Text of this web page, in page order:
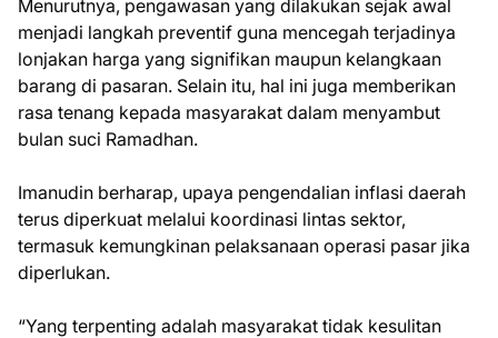
Menurutnya, pengawasan yang dilakukan sejak awal
menjadi langkah preventif guna mencegah terjadinya
lonjakan harga yang signifikan maupun kelangkaan
barang di pasaran. Selain itu, hal ini juga memberikan
rasa tenang kepada masyarakat dalam menyambut
bulan suci Ramadhan.
Imanudin berharap, upaya pengendalian inflasi daerah
terus diperkuat melalui koordinasi lintas sektor,
termasuk kemungkinan pelaksanaan operasi pasar jika
diperlukan.
“Yang terpenting adalah masyarakat tidak kesulitan